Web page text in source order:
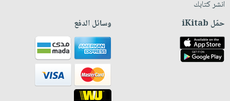
انشر كتابك
حمّل iKitab وسائل الدفع